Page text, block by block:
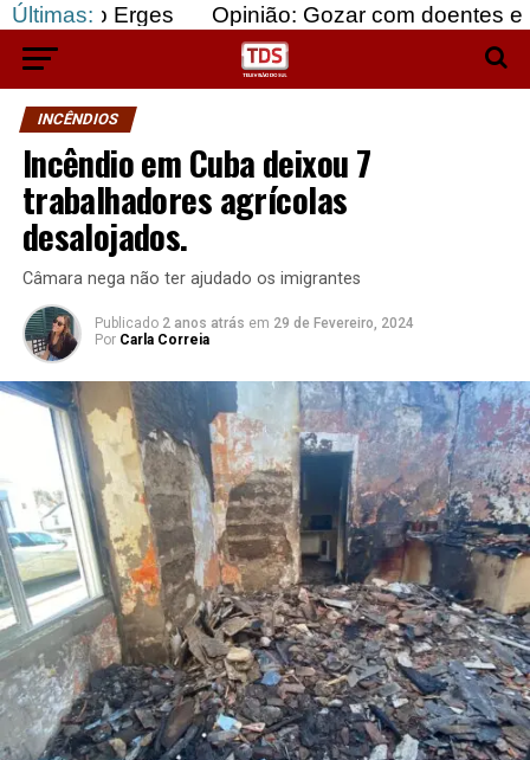
Últimas:Opinião: Gozar com doentes e bajular os
INCÊNDIOS
Incêndio em Cuba deixou 7
trabalhadores agrícolas
desalojados.
Câmara nega não ter ajudado os imigrantes
Publicado 2 anos atrás em 29 de Fevereiro, 2024
Por Carla Correia